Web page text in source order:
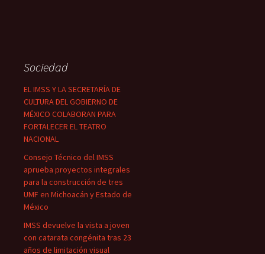
Sociedad
EL IMSS Y LA SECRETARÍA DE
CULTURA DEL GOBIERNO DE
MÉXICO COLABORAN PARA
FORTALECER EL TEATRO
NACIONAL
Consejo Técnico del IMSS
aprueba proyectos integrales
para la construcción de tres
UMF en Michoacán y Estado de
México
IMSS devuelve la vista a joven
con catarata congénita tras 23
años de limitación visual